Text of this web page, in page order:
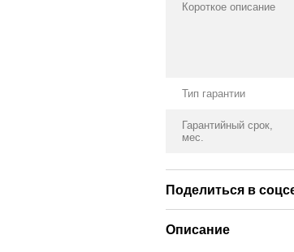
Короткое описание
Тип гарантии
Гарантийный срок,
мес.
Поделиться в
Описание